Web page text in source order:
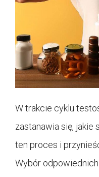
W trakcie cyklu
zastanawia się,
ten proces i
Wybór